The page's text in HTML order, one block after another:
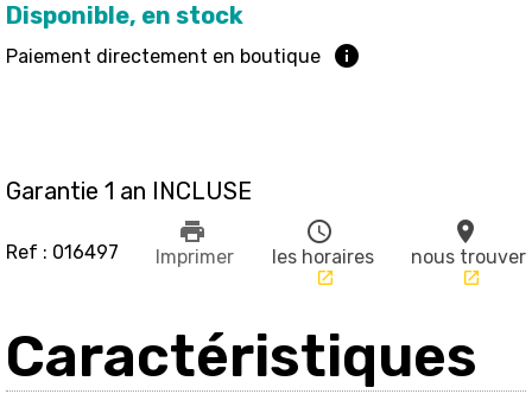
Disponible, en stock
Paiement directement en boutique info
Garantie 1 an INCLUSE
Ref : 016497
print
Imprimer
schedule
les horaires
launch
place
nous trouver
launch
Caractéristiques